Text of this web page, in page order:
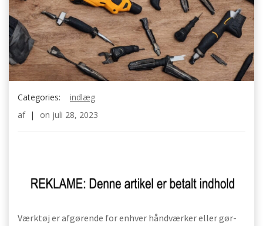
Categories:
indlæg
af | on juli 28, 2023
Værktøj er afgørende for enhver håndværker eller gør-